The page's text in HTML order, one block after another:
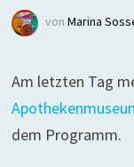
von Marina
Am letzten Tag
dem Programm.